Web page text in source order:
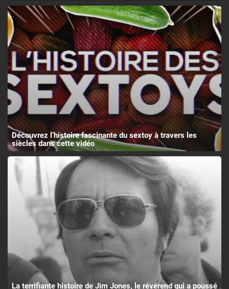
Découvrez l’histoire fascinante du sextoy à travers les
siècles dans cette vidéo
La terrifiante histoire de Jim Jones, le révérend qui a poussé